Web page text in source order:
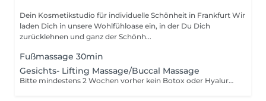
Dein Kosmetikstudio für individuelle Schönheit in Frankfurt Wir
laden Dich in unsere Wohlfühloase ein, in der Du Dich
zurücklehnen und ganz der Schönh...
Fußmassage 30min
Gesichts- Lifting Massage/Buccal Massage
Bitte mindestens 2 Wochen vorher kein Botox oder Hyaluron gespritzt haben. Bei aktiven Herpes den Termin bitte rechtzeitig verschieben.